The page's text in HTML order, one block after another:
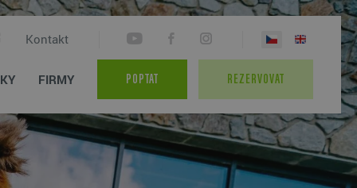
Kontakt
FIRMY POPTAT REZERVOVAT